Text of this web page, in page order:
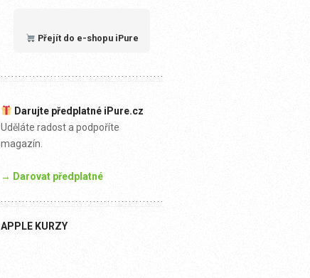
Přejít do e-shopu iPure
Darujte předplatné iPure.cz
Uděláte radost a podpoříte
magazín.
→ Darovat předplatné
APPLE KURZY